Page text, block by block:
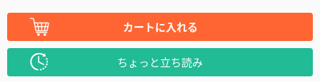
カートに入れる
ちょっと立ち読み